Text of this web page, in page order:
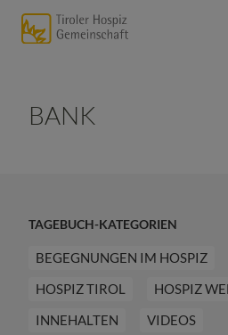
BANK
TAGEBUCH-KATEGORIEN
BEGEGNUNGEN IM HOSPIZ
HOSPIZ TIROL
HOSPIZ
INNEHALTEN
VIDEOS